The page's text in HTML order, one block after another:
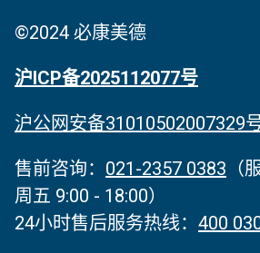
©2024 必康美德
沪ICP备2025112077号
沪公网安备31010502007329
售前咨询： 021-2357 0383 （
周五 9:00 - 18:00）
24小时售后服务热线： 400